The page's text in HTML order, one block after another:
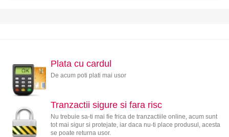
Plata cu cardul
De acum poti plati mai usor
Tranzactii sigure si fara risc
Nu trebuie sa-ti mai fie frica de tranzactiile online, acum sunt
tot mai sigur si protejate, iar daca nu-ti place produsul, acesta
se poate returna usor.